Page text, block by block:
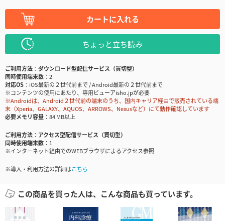
カートに入れる
ちょっと立ち読み
ご利用方法
ダウンロード型配信サービス（買切型）
同時使用端末数
2
対応OS
iOS最新の２世代前まで / Android最新の２世代前まで
※コンテンツの使用にあたり、専用ビューアisho.jpが必要
※Androidは、Android２世代前の端末のうち、国内キャリア経由で販売されている端
末（Xperia、GALAXY、AQUOS、ARROWS、Nexusなど）にて動作確認しています
必要メモリ容量
84 MB以上
ご利用方法
アクセス型配信サービス（買切型）
同時使用端末数
1
※インターネット経由でのWEBブラウザによるアクセス参照
※導入・利用方法の詳細はこちら
この商品を買った人は、こんな商品も買っています。